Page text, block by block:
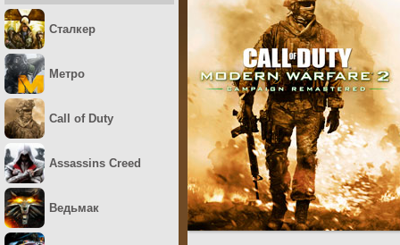
Сталкер
Метро
Call of Duty
Assassins Creed
Ведьмак